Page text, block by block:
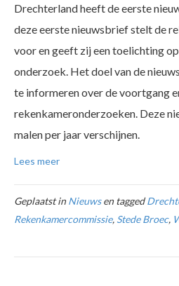
Drechterland heeft de eerste
deze eerste nieuwsbrief stelt de
voor en geeft zij een toelichting
onderzoek. Het doel van de
te informeren over de voortgang
rekenkameronderzoeken. Deze
malen per jaar verschijnen.
Lees meer
Geplaatst inNieuwsen tagged
Rekenkamercommissie, Stede Broec,